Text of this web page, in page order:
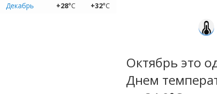
Декабрь
+28°C +32°C
Октябрь это
Днем